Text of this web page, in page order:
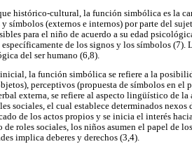
histórico-cultural, la función simbólica es la
símbolos (externos e internos) por parte del
para el niño de acuerdo a su edad
específicamente de los signos y los símbolos
del ser humano (6,8).
la función simbólica se refiere a la
perceptivos (propuesta de símbolos en el
externa, se refiere al aspecto lingüístico de
sociales, el cual establece determinados
de los actos propios y se inicia el interés
de roles sociales, los niños asumen el papel de
implica deberes y derechos (3,4).